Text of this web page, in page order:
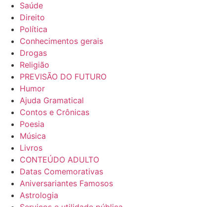
Saúde
Direito
Política
Conhecimentos gerais
Drogas
Religião
PREVISÃO DO FUTURO
Humor
Ajuda Gramatical
Contos e Crônicas
Poesia
Música
Livros
CONTEÚDO ADULTO
Datas Comemorativas
Aniversariantes Famosos
Astrologia